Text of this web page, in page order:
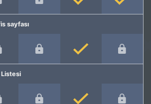
sayfası
Listesi